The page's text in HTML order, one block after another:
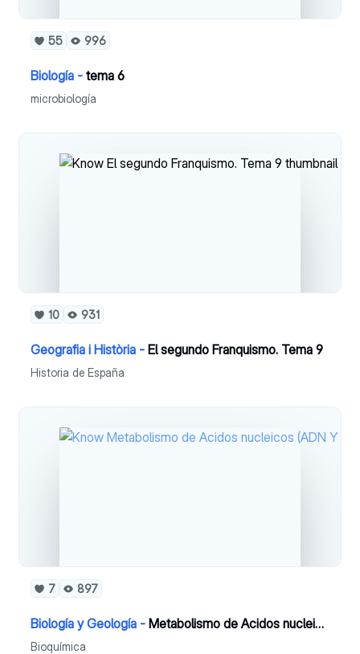
55 996
Biología - tema 6
microbiología
10 931
Geografia i Història - El segundo Franquismo. Tema 9
Historia de España
7 897
Biología y Geología - Metabolismo de Acidos nucleicos (ADN Y ARN)
Bioquímica